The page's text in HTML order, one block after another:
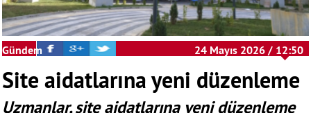
Gündem 24 Mayıs 2026 / 12:50
Site aidatlarına yeni düzenleme
Uzmanlar, site aidatlarına yeni düzenleme